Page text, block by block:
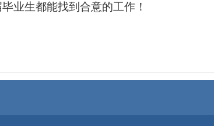
业生都能找到合意的工作！